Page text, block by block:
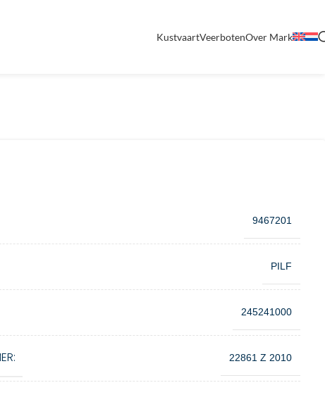
KustvaartVeerbotenOver Mark
9467201
PILF
245241000
22861 Z 2010